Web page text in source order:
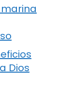
Dios